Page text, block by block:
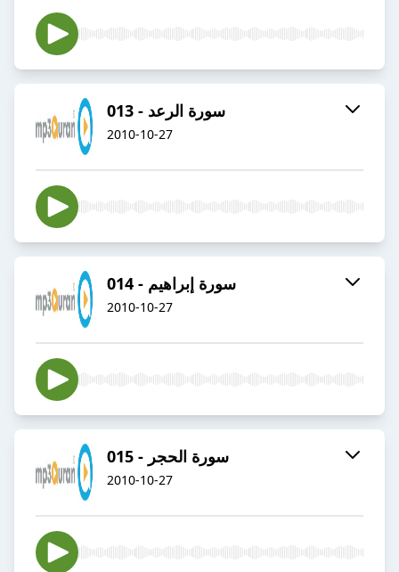
013 - سورة الرعد
2010-10-27
014 - سورة إبراهيم
2010-10-27
015 - سورة الحجر
2010-10-27